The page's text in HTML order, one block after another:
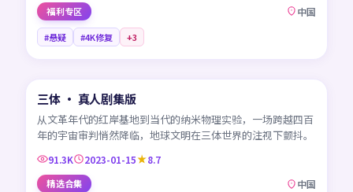
福利专区 中国
#悬疑 #4K修复 +3
CN
三体 · 真人剧集版
从文革年代的红岸基地到当代的纳米物理实验，一场跨越四百
年的宇宙审判悄然降临，地球文明在三体世界的注视下颤抖。
91.3K 2023-01-15 8.7
精选合集 中国